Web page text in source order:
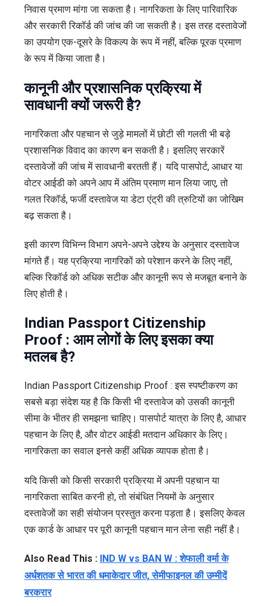
निवास प्रमाण मांगा जा सकता है। नागरिकता के लिए पारिवारिक
और सरकारी रिकॉर्ड की जांच की जा सकती है। इस तरह दस्तावेजों
का उपयोग एक-दूसरे के विकल्प के रूप में नहीं, बल्कि पूरक प्रमाण
के रूप में किया जाता है।
कानूनी और प्रशासनिक प्रक्रिया में
सावधानी क्यों जरूरी है?
नागरिकता और पहचान से जुड़े मामलों में छोटी सी गलती भी बड़े
प्रशासनिक विवाद का कारण बन सकती है। इसलिए सरकारें
दस्तावेजों की जांच में सावधानी बरतती हैं। यदि पासपोर्ट, आधार या
वोटर आईडी को अपने आप में अंतिम प्रमाण मान लिया जाए, तो
गलत रिकॉर्ड, फर्जी दस्तावेज या डेटा एंट्री की त्रुटियों का जोखिम
बढ़ सकता है।
इसी कारण विभिन्न विभाग अपने-अपने उद्देश्य के अनुसार दस्तावेज
मांगते हैं। यह प्रक्रिया नागरिकों को परेशान करने के लिए नहीं,
बल्कि रिकॉर्ड को अधिक सटीक और कानूनी रूप से मजबूत बनाने के
लिए होती है।
Indian Passport Citizenship
Proof : आम लोगों के लिए इसका क्या
मतलब है?
Indian Passport Citizenship Proof : इस स्पष्टीकरण का
सबसे बड़ा संदेश यह है कि किसी भी दस्तावेज को उसकी कानूनी
सीमा के भीतर ही समझना चाहिए। पासपोर्ट यात्रा के लिए है, आधार
पहचान के लिए है, और वोटर आईडी मतदान अधिकार के लिए।
नागरिकता का सवाल इनसे कहीं अधिक व्यापक होता है।
यदि किसी को किसी सरकारी प्रक्रिया में अपनी पहचान या
नागरिकता साबित करनी हो, तो संबंधित नियमों के अनुसार
दस्तावेजों का सही संयोजन प्रस्तुत करना पड़ता है। इसलिए केवल
एक कार्ड के आधार पर पूरी कानूनी पहचान मान लेना सही नहीं है।
Also Read This : IND W vs BAN W : शेफाली वर्मा के
अर्धशतक से भारत की धमाकेदार जीत, सेमीफाइनल की उम्मीदें
बरकरार